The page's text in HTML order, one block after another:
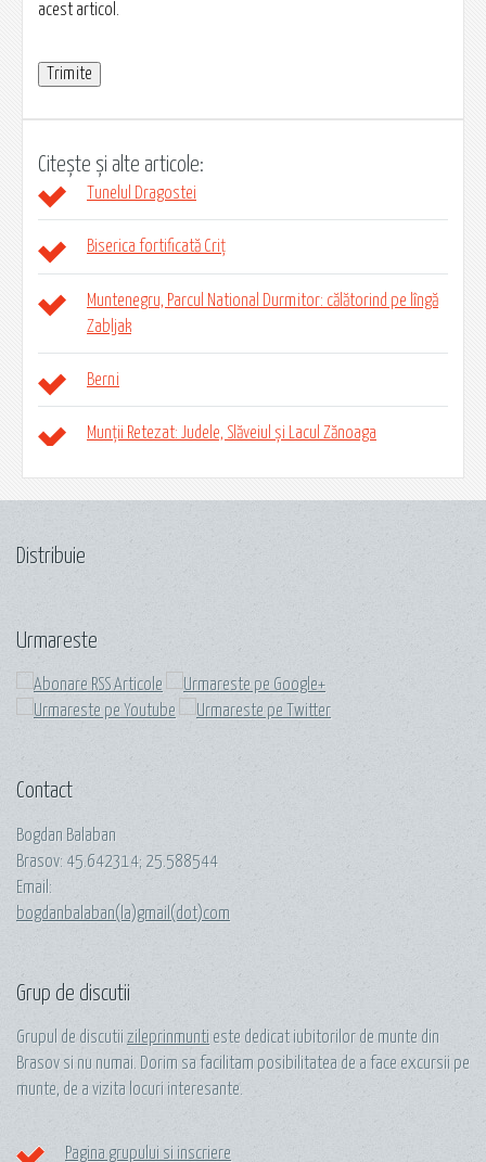
acest articol.
Citește și alte articole:
Tunelul Dragostei
Biserica fortificată Criț
Muntenegru, Parcul National Durmitor: călătorind pe lîngă
Zabljak
Berni
Munții Retezat: Judele, Slăveiul și Lacul Zănoaga
Distribuie
Urmareste
Contact
Bogdan Balaban
Brasov: 45.642314; 25.588544
Email:
bogdanbalaban(la)gmail(dot)com
Grup de discutii
Grupul de discutii zileprinmunti este dedicat iubitorilor de munte din
Brasov si nu numai. Dorim sa facilitam posibilitatea de a face excursii pe
munte, de a vizita locuri interesante.
Pagina grupului si inscriere